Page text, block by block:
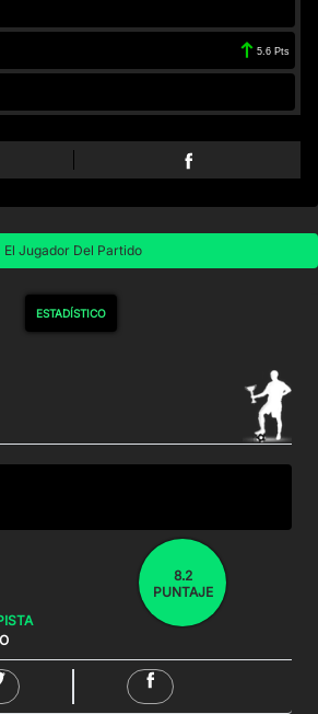
5.6 Pts
El Jugador Del Partido
ESTADÍSTICO
8.2
PUNTAJE